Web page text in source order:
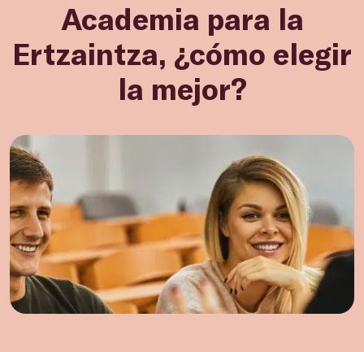
Academia para la
Ertzaintza, ¿cómo elegir
la mejor?